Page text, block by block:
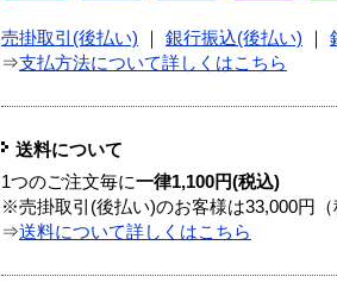
売掛取引(後払い) 銀行振込(後払い)
⇒支払方法について詳しくはこちら
送料について
1つのご注文毎に一律1,100円(税込)
※売掛取引(後払い)のお客様は33,000円
⇒送料について詳しくはこちら